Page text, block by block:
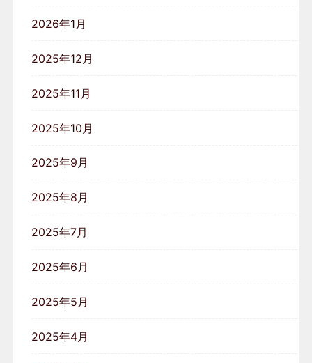
2026年1月
2025年12月
2025年11月
2025年10月
2025年9月
2025年8月
2025年7月
2025年6月
2025年5月
2025年4月